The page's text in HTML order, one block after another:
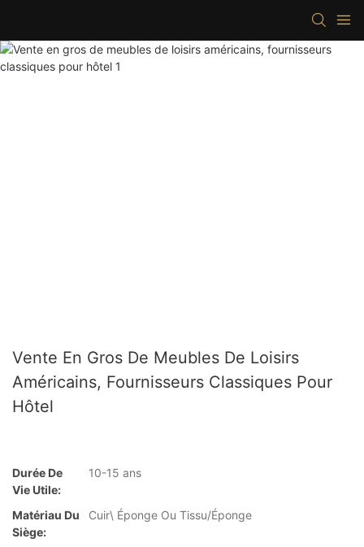
Vente En Gros De Meubles De Loisirs
Américains, Fournisseurs Classiques Pour
Hôtel
Durée De
Vie Utile:
10-15 ans
Matériau Du
Siège:
Cuir\ Éponge Ou Tissu/Éponge